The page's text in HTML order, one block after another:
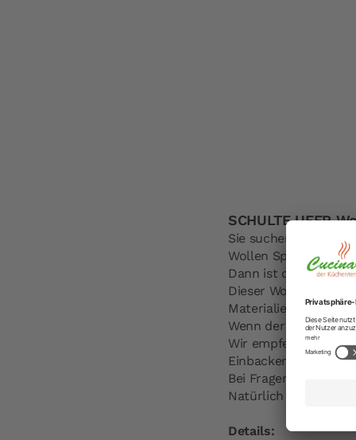
SCHULTE UFER
Sie suchen einen
Wollen Speisen so
Dann ist der Wok
Dieser Wok besteht
Materialien wurden
Wenn der Wok Iron-
Wir empfehlen das
Einbacken.
Bei Fragen können
Natürlich können Sie
Details: